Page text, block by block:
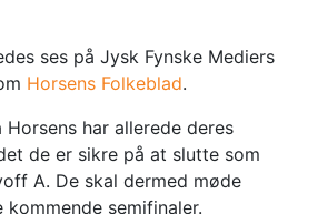
ses på Jysk Fynske Mediers
Horsens Folkeblad.
har allerede deres
de er sikre på at slutte som
A. De skal dermed møde
semifinaler.